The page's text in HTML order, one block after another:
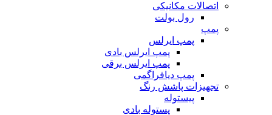
اتصالات مکانیکی
رول بولت
پمپ
پمپ ایرلس
پمپ ایرلس بادی
پمپ ایرلس برقی
پمپ دیافراگمی
تجهیزات پاشش رنگ
پیستوله
پستوله بادی